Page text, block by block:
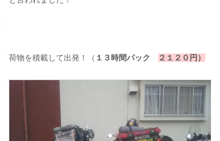
荷物を積載して出発！（ １３時間パック ２１２０円）